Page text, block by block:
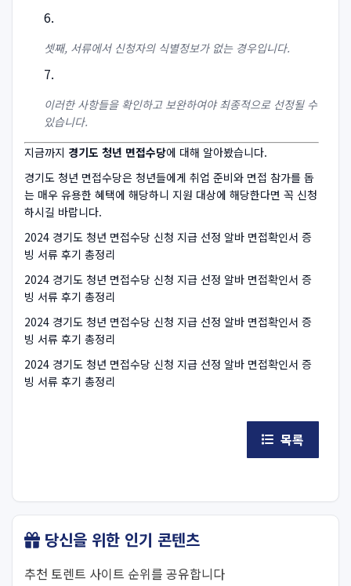
셋째, 서류에서 신청자의 식별정보가 없는 경우입니다.
이러한 사항들을 확인하고 보완하여야 최종적으로 선정될 수
있습니다.
지금까지 경기도 청년 면접수당에 대해 알아봤습니다.
경기도 청년 면접수당은 청년들에게 취업 준비와 면접 참가를 돕
는 매우 유용한 혜택에 해당하니 지원 대상에 해당한다면 꼭 신청
하시길 바랍니다.
2024 경기도 청년 면접수당 신청 지급 선정 알바 면접확인서 증
빙 서류 후기 총정리
2024 경기도 청년 면접수당 신청 지급 선정 알바 면접확인서 증
빙 서류 후기 총정리
2024 경기도 청년 면접수당 신청 지급 선정 알바 면접확인서 증
빙 서류 후기 총정리
2024 경기도 청년 면접수당 신청 지급 선정 알바 면접확인서 증
빙 서류 후기 총정리
목록
당신을 위한 인기 콘텐츠
추천 토렌트 사이트 순위를 공유합니다